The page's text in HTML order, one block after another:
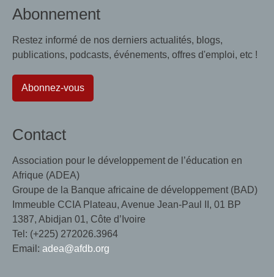
Abonnement
Restez informé de nos derniers actualités, blogs,
publications, podcasts, événements, offres d'emploi, etc !
Abonnez-vous
Contact
Association pour le développement de l’éducation en
Afrique (ADEA)
Groupe de la Banque africaine de développement (BAD)
Immeuble CCIA Plateau, Avenue Jean-Paul II, 01 BP
1387, Abidjan 01, Côte d’Ivoire
Tel: (+225) 272026.3964
Email: adea@afdb.org